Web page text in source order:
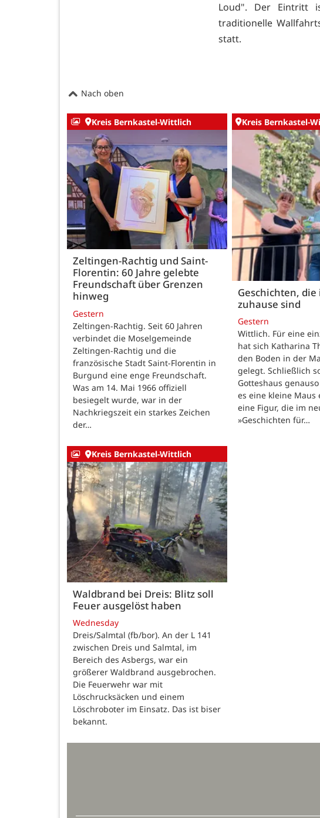
Loud". Der Eintritt
traditionelle
statt.
Nach oben
Kreis Bernkastel-Wittlich
Zeltingen-Rachtig und Saint-
Florentin: 60 Jahre gelebte
Freundschaft über Grenzen
hinweg
Gestern
Zeltingen-Rachtig. Seit 60 Jahren
verbindet die Moselgemeinde
Zeltingen-Rachtig und die
französische Stadt Saint-Florentin in
Burgund eine enge Freundschaft.
Was am 14. Mai 1966 offiziell
besiegelt wurde, war in der
Nachkriegszeit ein starkes Zeichen
der…
Kreis Bernkastel-
Geschichten,
zuhause sind
Gestern
Wittlich. Für eine
hat sich Katharina
den Boden in der
gelegt. Schließlich
Gotteshaus
es eine kleine Maus
eine Figur, die im
»Geschichten für…
Kreis Bernkastel-Wittlich
Waldbrand bei Dreis: Blitz soll
Feuer ausgelöst haben
Wednesday
Dreis/Salmtal (fb/bor). An der L 141
zwischen Dreis und Salmtal, im
Bereich des Asbergs, war ein
größerer Waldbrand ausgebrochen.
Die Feuerwehr war mit
Löschrucksäcken und einem
Löschroboter im Einsatz. Das ist biser
bekannt.